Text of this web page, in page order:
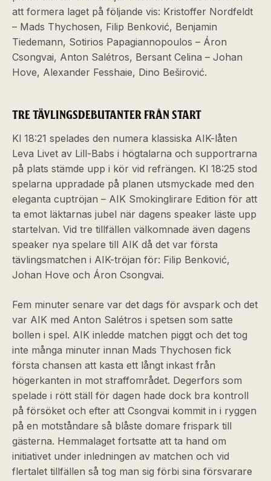
att formera laget på följande vis: Kristoffer Nordfeldt
– Mads Thychosen, Filip Benković, Benjamin
Tiedemann, Sotirios Papagiannopoulos ­– Áron
Csongvai, Anton Salétros, Bersant Celina – Johan
Hove, Alexander Fesshaie, Dino Beširović.
TRE TÄVLINGSDEBUTANTER FRÅN START
Kl 18:21 spelades den numera klassiska AIK-låten
Leva Livet av Lill-Babs i högtalarna och supportrarna
på plats stämde upp i kör vid refrängen. Kl 18:25 stod
spelarna uppradade på planen utsmyckade med den
eleganta cuptröjan – AIK Smokinglirare Edition för att
ta emot läktarnas jubel när dagens speaker läste upp
startelvan. Vid tre tillfällen välkomnade även dagens
speaker nya spelare till AIK då det var första
tävlingsmatchen i AIK-tröjan för: Filip Benković,
Johan Hove och Áron Csongvai.
Fem minuter senare var det dags för avspark och det
var AIK med Anton Salétros i spetsen som satte
bollen i spel. AIK inledde matchen piggt och det tog
inte många minuter innan Mads Thychosen fick
första chansen att kasta ett långt inkast från
högerkanten in mot straffområdet. Degerfors som
spelade i rött ställ för dagen hade dock bra kontroll
på försöket och efter att Csongvai kommit in i ryggen
på en motståndare så blåste domare frispark till
gästerna. Hemmalaget fortsatte att ta hand om
initiativet under inledningen av matchen och vid
flertalet tillfällen så tog man sig förbi sina försvarare